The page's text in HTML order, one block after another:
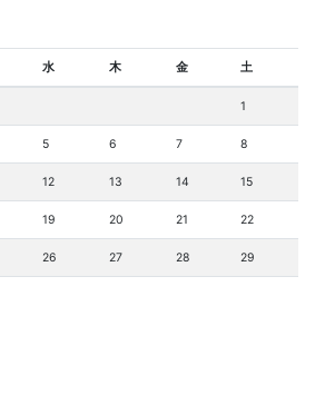
水 木 金 土
1
5 6 7 8
12 13 14 15
19 20 21 22
26 27 28 29